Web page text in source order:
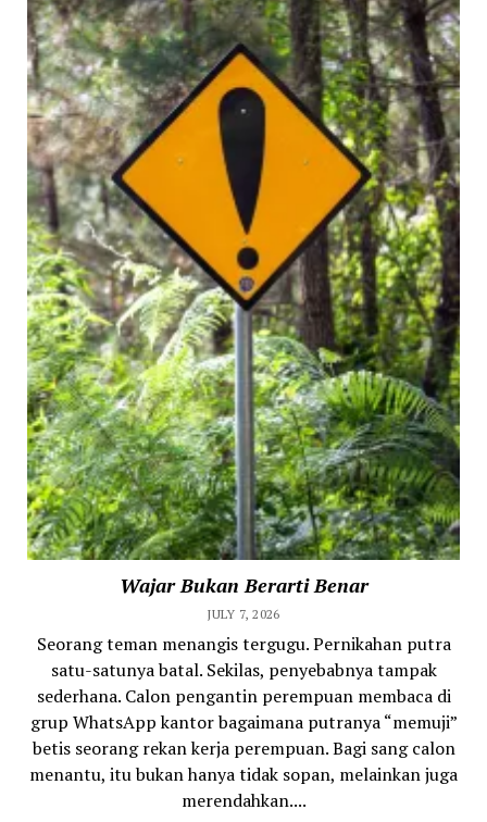
Wajar Bukan Berarti Benar
JULY 7, 2026
Seorang teman menangis tergugu. Pernikahan putra
satu-satunya batal. Sekilas, penyebabnya tampak
sederhana. Calon pengantin perempuan membaca di
grup WhatsApp kantor bagaimana putranya “memuji”
betis seorang rekan kerja perempuan. Bagi sang calon
menantu, itu bukan hanya tidak sopan, melainkan juga
merendahkan....